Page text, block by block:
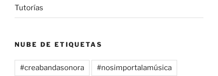
Tutorías
NUBE DE ETIQUETAS
#creabandasonora #nosimportalamúsica